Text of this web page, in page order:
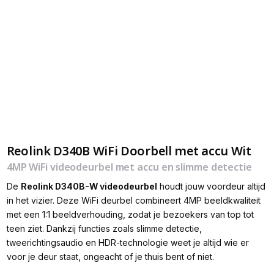
Reolink D340B WiFi Doorbell met accu Wit
4MP WiFi videodeurbel met accu en slimme detectie
De Reolink D340B-W videodeurbel houdt jouw voordeur altijd
in het vizier. Deze WiFi deurbel combineert 4MP beeldkwaliteit
met een 1:1 beeldverhouding, zodat je bezoekers van top tot
teen ziet. Dankzij functies zoals slimme detectie,
tweerichtingsaudio en HDR-technologie weet je altijd wie er
voor je deur staat, ongeacht of je thuis bent of niet.